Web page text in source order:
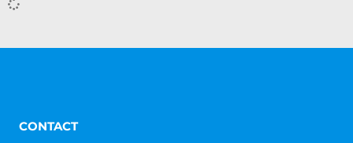
CONTACT